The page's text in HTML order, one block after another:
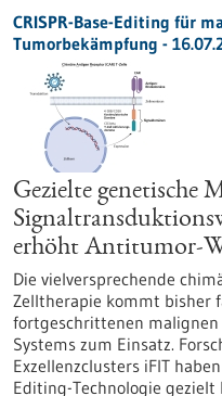
CRISPR-Base-Editing für
Tumorbekämpfung -
Gezielte genetische
erhöht Antitumor-
Die vielversprechende
Zelltherapie kommt bisher
fortgeschrittenen
Systems zum Einsatz.
Exzellenzclusters iFIT
Editing-Technologie